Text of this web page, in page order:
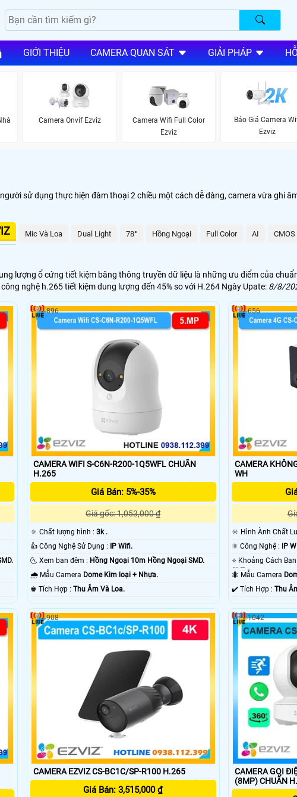
GIỚI THIỆU CAMERA QUAN SÁT GIẢI PHÁP
Camera Onvif Ezviz
Camera Wifi Full Color
Ezviz
Báo Giá Camera
Ezviz
sử dụng thực hiện đàm thoại 2 chiều một cách dễ dàng, camera vừa ghi
Mic Và Loa Dual Light 78° Hồng Ngoại Full Color AI CMOS
lượng ổ cứng tiết kiệm băng thông truyền dữ liệu là những ưu điểm của
nghệ h.265 tiết kiệm dung lượng đến 45% so với H.264 Ngày Upate: 8/8/
CAMERA WIFI S-C6N-R200-1Q5WFL CHUẨN
H.265
Giá Bán: 5%-35%
Giá gốc: 1,053,000 ₫
🔅 Chất lượng hình : 3k .
👍 Công Nghệ Sử Dụng :
IP Wifi.
🌜 Xem ban đêm : Hồng Ngoại 10m Hồng Ngoại SMD.
🌧️ Mẫu Camera Dome Kim loại + Nhựa.
️♚ Tích Hợp : Thu Âm Và Loa.
896
CAMERA
WH
🔆 Hình Ành Chất
⚛️ Công Nghệ :
IP
SMD.🐜 Mẫu Camera
️✔️ Tích Hợp :Thu
656
CAMERA EZVIZ CS-BC1C/SP-R100 H.265
Giá Bán: 3,515,000 ₫
908
CAMERA GỌI
(8MP)
1042